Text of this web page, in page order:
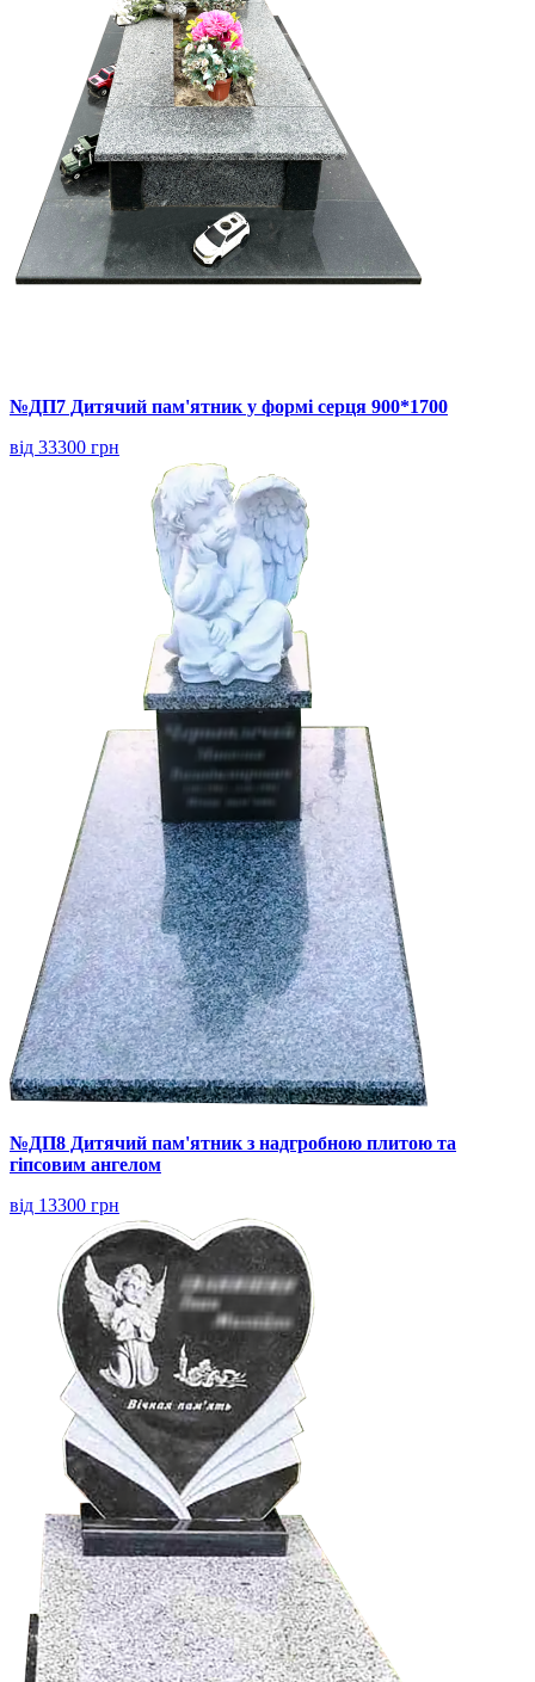
№ДП7 Дитячий пам'ятник у формі серця 900*1700
від 33300 грн
№ДП8 Дитячий пам'ятник з надгробною плитою та
гіпсовим ангелом
від 13300 грн